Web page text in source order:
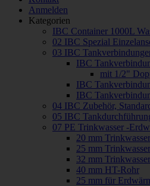
Anmelden
Kategorien
IBC Container 1000L
02 IBC Spezial
03 IBC
IBC
mit 1/2"
IBC
IBC
04 IBC Zubehör, Standard
05 IBC
07 PE Trinkwasser -
20 mm
25 mm
32 mm
40 mm HT-Rohr
25 mm für